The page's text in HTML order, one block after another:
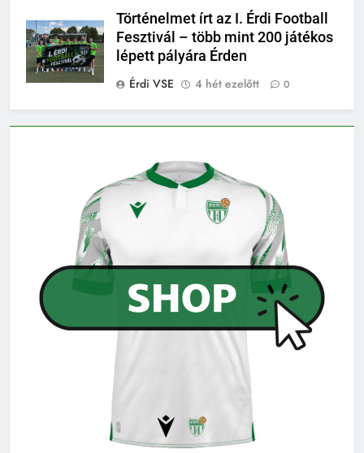
Történelmet írt az I. Érdi Football
Fesztivál – több mint 200 játékos
lépett pályára Érden
Érdi VSE
4 hét ezelőtt 0